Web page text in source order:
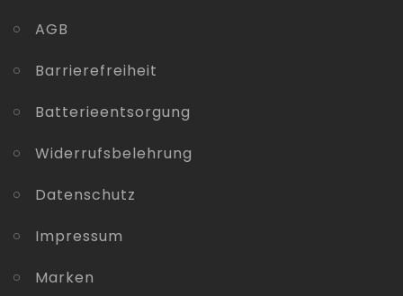
AGB
Barrierefreiheit
Batterieentsorgung
Widerrufsbelehrung
Datenschutz
Impressum
Marken